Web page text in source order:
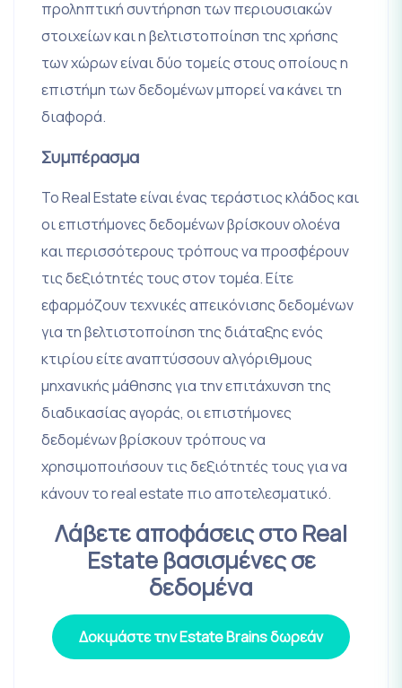
προληπτική συντήρηση των περιουσιακών
στοιχείων και η βελτιστοποίηση της χρήσης
των χώρων είναι δύο τομείς στους οποίους η
επιστήμη των δεδομένων μπορεί να κάνει τη
διαφορά.
Συμπέρασμα
Το Real Estate είναι ένας τεράστιος κλάδος και
οι επιστήμονες δεδομένων βρίσκουν ολοένα
και περισσότερους τρόπους να προσφέρουν
τις δεξιότητές τους στον τομέα. Είτε
εφαρμόζουν τεχνικές απεικόνισης δεδομένων
για τη βελτιστοποίηση της διάταξης ενός
κτιρίου είτε αναπτύσσουν αλγόριθμους
μηχανικής μάθησης για την επιτάχυνση της
διαδικασίας αγοράς, οι επιστήμονες
δεδομένων βρίσκουν τρόπους να
χρησιμοποιήσουν τις δεξιότητές τους για να
κάνουν το real estate πιο αποτελεσματικό.
Λάβετε αποφάσεις στο Real
Estate βασισμένες σε
δεδομένα
Δoκιμάστε την Estate Brains δωρεάν